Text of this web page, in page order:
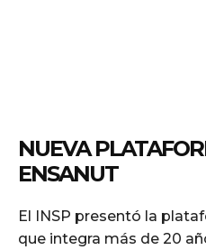
NUEVA
ENSANUT
El INSP presentó la
que integra más de 20